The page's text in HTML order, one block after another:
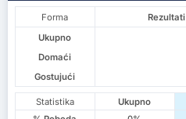
Forma Rezultati
Ukupno
Domaći
Gostujući
Statistika Ukupno